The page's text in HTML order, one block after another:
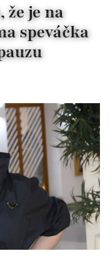
že je na
speváčka